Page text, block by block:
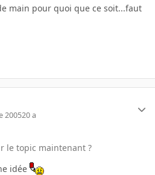
main pour quoi que ce soit...faut
200520 a
le topic maintenant ?
idée